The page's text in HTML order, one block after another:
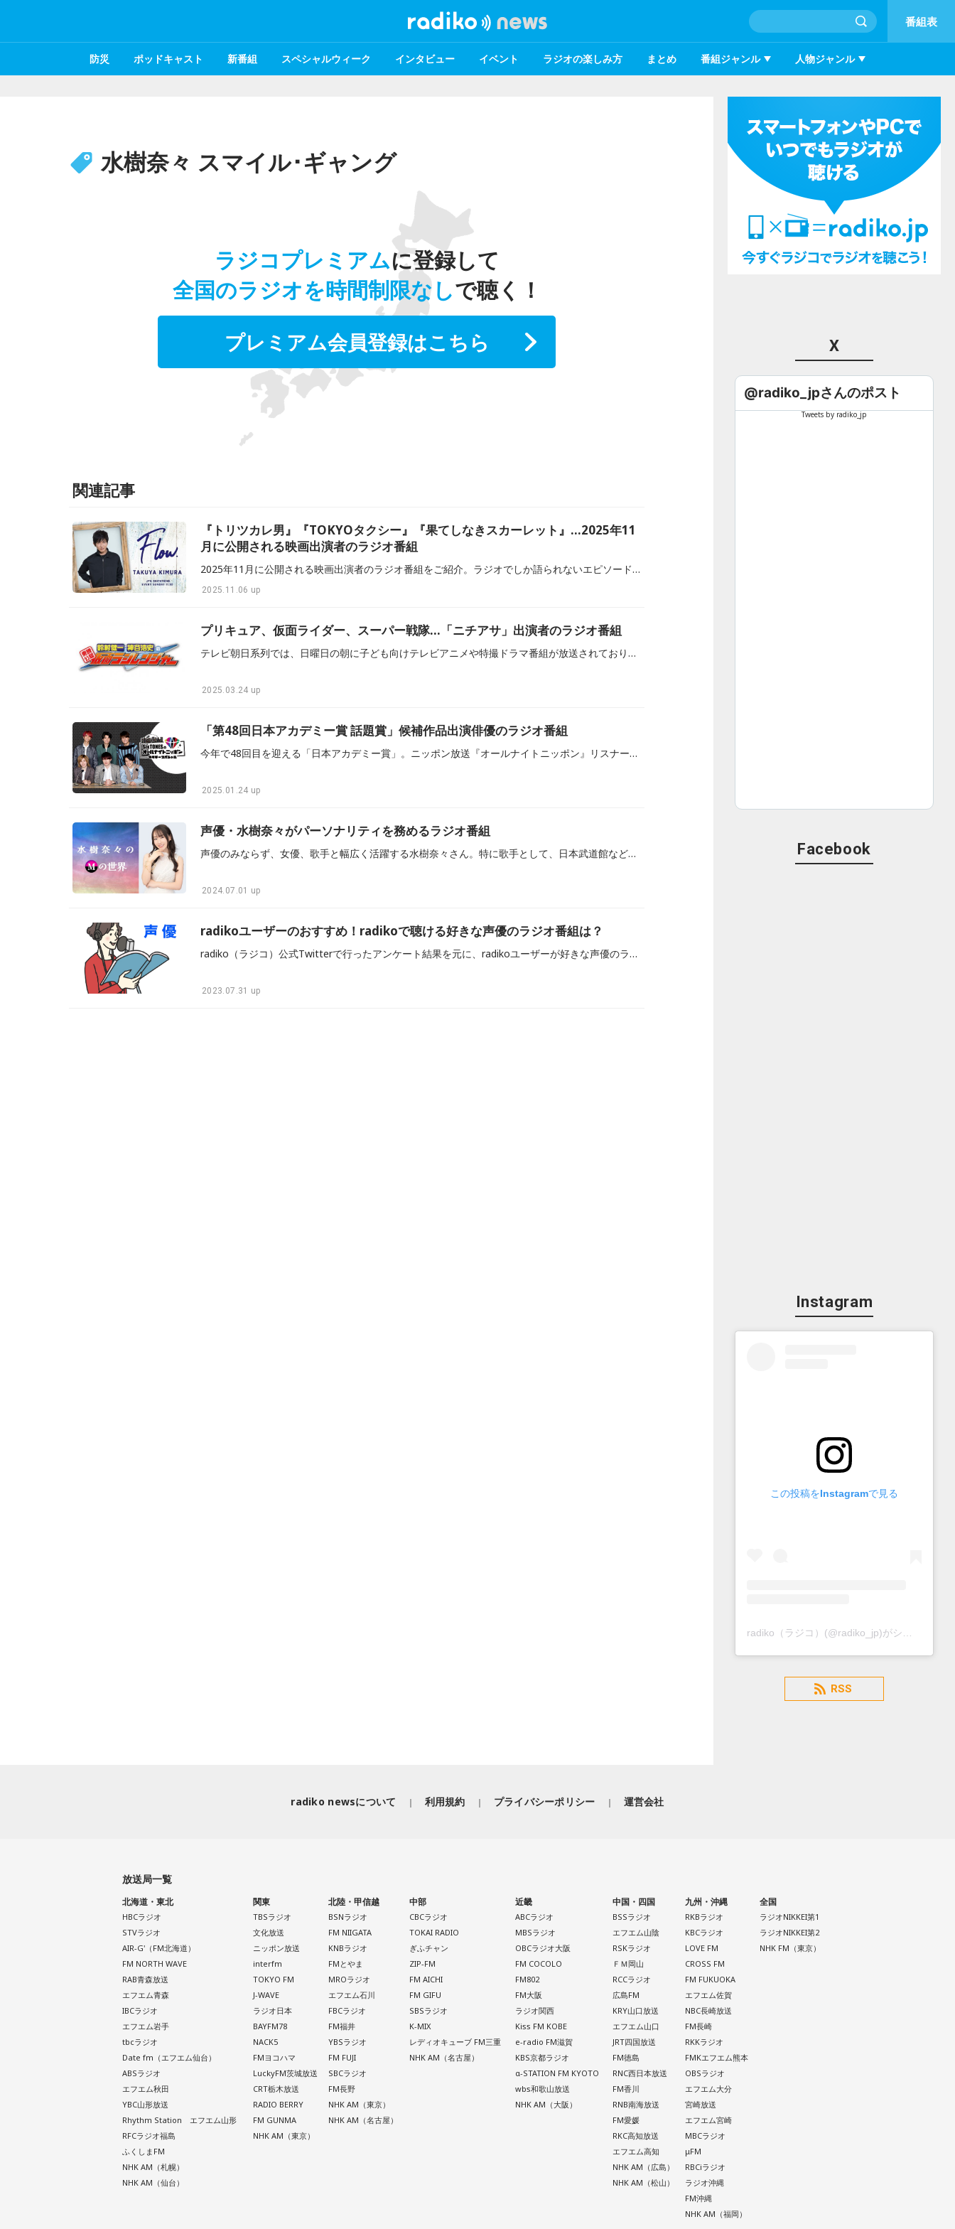
番組表
防災 ポッドキャスト 新番組 スペシャルウィーク インタビュー イベント ラジオの楽しみ方 まとめ 番組ジャンル 人物ジャンル
水樹奈々 スマイル･ギャング
ラジコプレミアムに登録して
全国のラジオを時間制限なしで聴く！
プレミアム会員登録はこちら
関連記事
『トリツカレ男』『TOKYOタクシー』『果てしなきスカーレット』…2025年11
月に公開される映画出演者のラジオ番組
2025年11月に公開される映画出演者のラジオ番組をご紹介。ラジオでしか語られないエピソードや投稿コーナーだけでなく、出演作品の裏話や見どころを聴くと、映画をより深く楽しめます！
2025.11.06 up
プリキュア、仮面ライダー、スーパー戦隊…「ニチアサ」出演者のラジオ番組
テレビ朝日系列では、日曜日の朝に子ども向けテレビアニメや特撮ドラマ番組が放送されており、その時間帯は「ニチアサ」の総称で幅広い世代に親しまれています。当記事では、「ニチアサ」の時間帯で放送されている『プリキュア』シリーズ、『仮面ライダー』シリーズ、『スーパー戦隊』シリーズの出演歴を持つ声優や俳優がパーソナリティを務めるラジオ番組をご紹介します。
2025.03.24 up
「第48回日本アカデミー賞 話題賞」候補作品出演俳優のラジオ番組
今年で48回目を迎える「日本アカデミー賞」。ニッポン放送『オールナイトニッポン』リスナーの投票で決定する「日本アカデミー賞 話題賞」の投票が、1月31日（金）まで受付中です。当記事では、「第48回日本アカデミー賞 話題賞」受賞が期待される候補作品、出演俳優がパーソナリティを務めるラジオ番組をピックアップしてご紹介します。
2025.01.24 up
声優・水樹奈々がパーソナリティを務めるラジオ番組
声優のみならず、女優、歌手と幅広く活躍する水樹奈々さん。特に歌手として、日本武道館などのコンサート会場はもちろん、大型ドーム・スタジアム等でもライブを行うほか、紅白歌合戦へも出場するなど、声優アーティスト界のトップランナーとして走り続けています。今回は、水樹さんがパーソナリティを務めるラジオ番組をご紹介します。
2024.07.01 up
radikoユーザーのおすすめ！radikoで聴ける好きな声優のラジオ番組は？
radiko（ラジコ）公式Twitterで行ったアンケート結果を元に、radikoユーザーが好きな声優のラジオ番組をご紹介します。
2023.07.31 up
X
@radiko_jpさんのポスト
Tweets by radiko_jp
Facebook
Instagram
この投稿をInstagramで見る
radiko（ラジコ）(@radiko_jp)がシェアした投稿
RSS
radiko newsについて 利用規約 プライバシーポリシー 運営会社
放送局一覧
北海道・東北
HBCラジオ
STVラジオ
AIR-G'（FM北海道）
FM NORTH WAVE
RAB青森放送
エフエム青森
IBCラジオ
エフエム岩手
tbcラジオ
Date fm（エフエム仙台）
ABSラジオ
エフエム秋田
YBC山形放送
Rhythm Station エフエム山形
RFCラジオ福島
ふくしまFM
NHK AM（札幌）
NHK AM（仙台）
関東
TBSラジオ
文化放送
ニッポン放送
interfm
TOKYO FM
J-WAVE
ラジオ日本
BAYFM78
NACK5
FMヨコハマ
LuckyFM茨城放送
CRT栃木放送
RADIO BERRY
FM GUNMA
NHK AM（東京）
北陸・甲信越
BSNラジオ
FM NIIGATA
KNBラジオ
FMとやま
MROラジオ
エフエム石川
FBCラジオ
FM福井
YBSラジオ
FM FUJI
SBCラジオ
FM長野
NHK AM（東京）
NHK AM（名古屋）
中部
CBCラジオ
TOKAI RADIO
ぎふチャン
ZIP-FM
FM AICHI
FM GIFU
SBSラジオ
K-MIX
レディオキューブ FM三重
NHK AM（名古屋）
近畿
ABCラジオ
MBSラジオ
OBCラジオ大阪
FM COCOLO
FM802
FM大阪
ラジオ関西
Kiss FM KOBE
e-radio FM滋賀
KBS京都ラジオ
α-STATION FM KYOTO
wbs和歌山放送
NHK AM（大阪）
中国・四国
BSSラジオ
エフエム山陰
RSKラジオ
ＦＭ岡山
RCCラジオ
広島FM
KRY山口放送
エフエム山口
JRT四国放送
FM徳島
RNC西日本放送
FM香川
RNB南海放送
FM愛媛
RKC高知放送
エフエム高知
NHK AM（広島）
NHK AM（松山）
九州・沖縄
RKBラジオ
KBCラジオ
LOVE FM
CROSS FM
FM FUKUOKA
エフエム佐賀
NBC長崎放送
FM長崎
RKKラジオ
FMKエフエム熊本
OBSラジオ
エフエム大分
宮崎放送
エフエム宮崎
MBCラジオ
μFM
RBCiラジオ
ラジオ沖縄
FM沖縄
NHK AM（福岡）
全国
ラジオNIKKEI第1
ラジオNIKKEI第2
NHK FM（東京）